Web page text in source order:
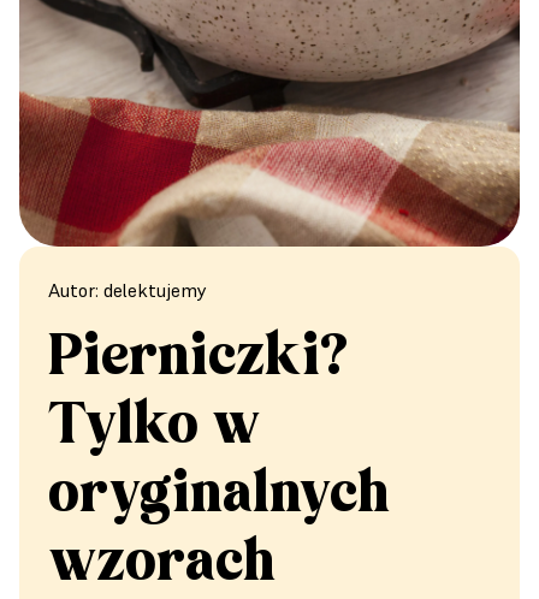
Autor: delektujemy
Pierniczki?
Tylko w
oryginalnych
wzorach